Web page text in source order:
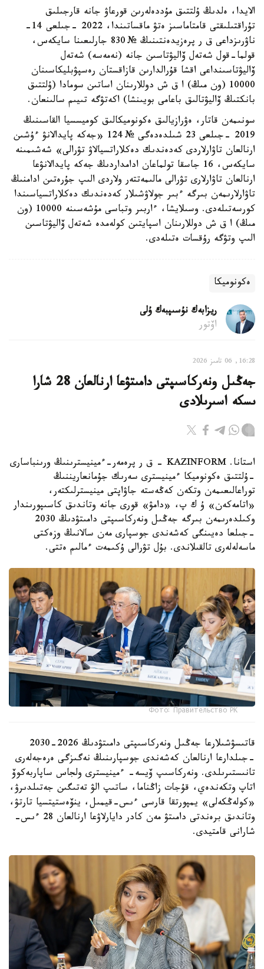
الايدا، ەلدىڭ ۇلتتىق مۇددەلەرىن قورعاۋ جانە قارجىلىق
تۇراقتىلىقتى قامتاماسىز ەتۋ ماقساتىندا، 2022 -جىلعى 14-
ناۋرىزداعى ق ر پرەزيدەنتىنىڭ № 830 جارلىعىنا سايكەس،
قولما-قول شەتەل ۆاليۋتاسىن جانە (نەمەسە) شەتەل
ۆاليۋتاسىنداعى اقشا قۇرالدارىن قازاقستان رەسپۋبليكاسىنان
10000 (ون مىڭ) ا ق ش دوللارىنان اساتىن سومادا (ۇلتتىق
بانكتىڭ ۆاليۋتالىق باعامى بويىنشا) اكەتۋگە تىيىم سالىنعان.
سونىمەن قاتار، ەۋرازيالىق ەكونوميكالىق كوميسسيا القاسىنىڭ
2019 -جىلعى 23 شىلدەدەگى № 124 «جەكە پايدالانۋ ءۇشىن
ارنالعان تاۋارلاردى كەدەندىك دەكلاراتسيالاۋ تۋرالى» شەشىمىنە
سايكەس، 16 جاسقا تولماعان ادامداردىڭ جەكە پايدالانۋعا
ارنالعان تاۋارلارى تۋرالى مالىمەتتەر ولاردى الىپ جۇرەتىن ادامنىڭ
تاۋارلارىمەن بىرگە ءبىر جولاۋشىلار كەدەندىك دەكلاراتسياسىندا
كورسەتىلەدى. وسىلايشا، ءاربىر وتباسى مۇشەسىنە 10000 (ون
مىڭ) ا ق ش دوللارىنان اسپايتىن كولەمدە شەتەل ۆاليۋتاسىن
الىپ وتۋگە رۇقسات ەتىلەدى.
ەكونوميكا
ريزابەك نۇسىپبەك ۇلى
اۆتور
16:28, 06 تامىز 2026
جەڭىل ونەركاسىپتى دامىتۋعا ارنالعان 28 شارا
ىسكە اسىرىلادى
استانا. KAZINFORM - ق ر پرەمەر-ءمينيسترىنىڭ ورىنباسارى
-ۇلتتىق ەكونوميكا ءمينيسترى سەرىك جۇمانعاريننىڭ
توراعالىعىمەن وتكەن كەڭەستە جاۋاپتى مينيسترلىكتەر،
«اتامەكەن» ۇ ك پ، «دامۋ» قورى جانە وتاندىق كاسىپورىندار
وكىلدەرىمەن بىرگە جەڭىل ونەركاسىپتى دامىتۋدىڭ 2030
-جىلعا دەيىنگى كەشەندى جوسپارى مەن سالانىڭ وزەكتى
ماسەلەلەرى تالقىلاندى. بۇل تۋرالى ۇكىمەت ءمالىم ەتتى.
Фото: Правительство РК
قاتىسۋشىلارعا جەڭىل ونەركاسىپتى دامىتۋدىڭ 2026-2030
-جىلدارعا ارنالعان كەشەندى جوسپارىنىڭ نەگىزگى ەرەجەلەرى
تانىستىرىلدى. ونەركاسىپ ۆيسە- ءمينيسترى ولجاس ساپاربەكوۆ
اتاپ وتكەندەي، قۇجات زاڭناما، ساتىپ الۋ تەتىگىن جەتىلدىرۋ،
«كولەڭكەلى» يمپورتقا قارسى ءىس-قيمىل، ينۆەستيتسيا تارتۋ،
وتاندىق برەندتى دامىتۋ مەن كادر دايارلاۋعا ارنالعان 28 ءىس-
شارانى قامتيدى.